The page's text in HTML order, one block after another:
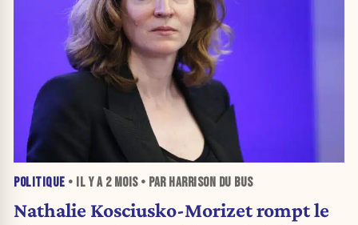
POLITIQUE • IL Y A 2 MOIS• PAR HARRISON DU BUS
Nathalie Kosciusko-Morizet rompt le